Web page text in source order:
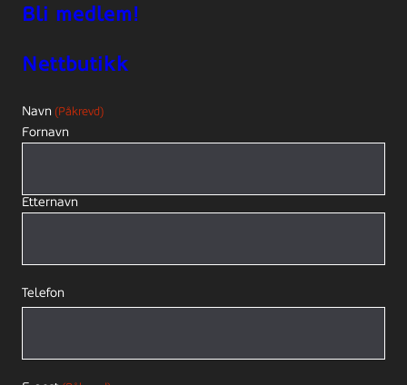
Bli medlem!
Nettbutikk
Navn (Påkrevd)
Fornavn
Etternavn
Telefon